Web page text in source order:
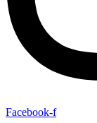
Facebook-f